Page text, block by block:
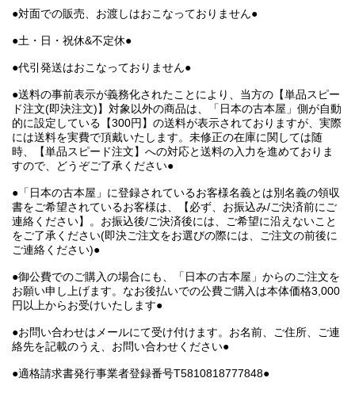
●対面での販売、お渡しはおこなっておりません●
●土・日・祝休&不定休●
●代引発送はおこなっておりません●
●送料の事前表示が義務化されたことにより、当方の【単品スピー
ド注文(即決注文)】対象以外の商品は、「日本の古本屋」側が自動
的に設定している【300円】の送料が表示されておりますが、実際
には送料を実費で頂戴いたします。未修正の在庫に関しては随
時、【単品スピード注文】への対応と送料の入力を進めておりま
すので、どうぞご了承ください●
●「日本の古本屋」に登録されているお客様名義とは別名義の領収
書をご希望されているお客様は、【必ず、お振込み/ご決済前にご
連絡ください】。お振込後/ご決済後には、ご希望に沿えないこと
をご了承ください(即決ご注文をお選びの際には、ご注文の前後に
ご連絡ください)●
●御公費でのご購入の場合にも、「日本の古本屋」からのご注文を
お願い申し上げます。なお後払いでの公費ご購入は本体価格3,000
円以上からお受けいたします●
●お問い合わせはメールにて受け付けます。お名前、ご住所、ご連
絡先を記載のうえ、お問い合わせください●
●適格請求書発行事業者登録番号T5810818777848●